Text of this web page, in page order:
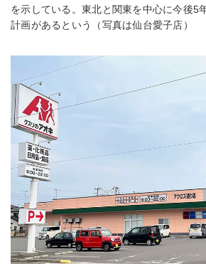
を示している。東北と関東を中心に今後5
計画があるという（写真は仙台愛子店）